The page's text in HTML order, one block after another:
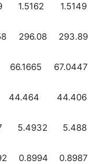
1.5162 1.5149
296.08 293.89
66.1665 67.0447
44.464 44.406
5.4932 5.488
0.8994 0.8987